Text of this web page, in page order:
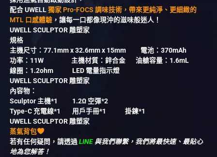
配合 UWELL獨家 Pro-FOCS 調味技術，帶來更純淨、更細緻的
MTL 口感體驗 ，讓每一口都像現沖的滋味般迷人！
UWELL SCULPTOR 雕塑家
規格
主機尺寸：77.1mm x 32.6mm x 15mm 電池：370mAh
功率：11W 主機材質：鋅合金 油艙容量：1.6mL
線圈：1.2ohm LED 電量指示燈
UWELL SCULPTOR 雕塑家
內容物：
Sculptor 主機*1 1.2Ω 空彈*2
Type-C 充電線*1 用戶手冊*1 掛鍊*1
UWELL SCULPTOR 雕塑家
蒸氣背包
若有任何疑問，請透過 LINE與我們聯繫，我們將最快速、最貼心
地為您解答！